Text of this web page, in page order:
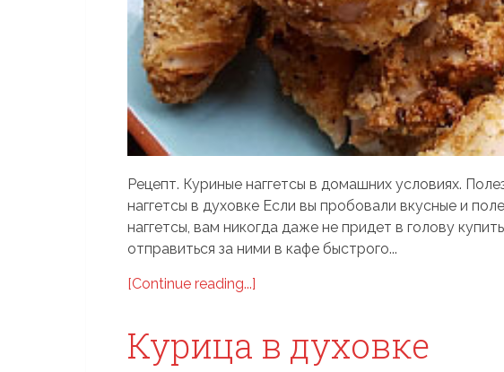
Рецепт. Куриные наггетсы в домашних условиях.
наггетсы в духовке Если вы пробовали вкусные и
наггетсы, вам никогда даже не придет в голову
отправиться за ними в кафе быстрого...
[Continue reading...]
Курица в духовке